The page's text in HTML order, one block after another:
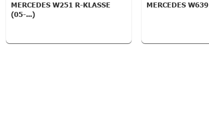
MERCEDES W251 R-KLASSE
(05-...)
MERCEDES W639